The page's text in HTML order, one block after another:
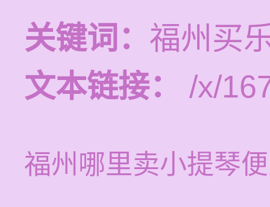
关键词： 福州买
文本链接：
/x/
福州哪里卖小提琴